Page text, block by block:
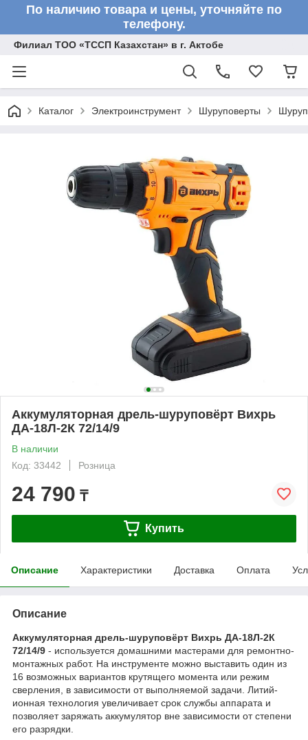
По наличию товара и цены, уточняйте по
телефону.
Филиал ТОО «ТССП Казахстан» в г. Актобе
Каталог Электроинструмент Шуруповерты
Аккумуляторная дрель-шуруповёрт Вихрь
ДА-18Л-2К 72/14/9
В наличии
Код: 33442
Розница
24 790 ₸
Купить
Описание Характеристики Доставка Оплата
Описание
Аккумуляторная дрель-шуруповёрт Вихрь ДА-18Л-2К
72/14/9 - используется домашними мастерами для ремонтно-
монтажных работ. На инструменте можно выставить один из
16 возможных вариантов крутящего момента или режим
сверления, в зависимости от выполняемой задачи. Литий-
ионная технология увеличивает срок службы аппарата и
позволяет заряжать аккумулятор вне зависимости от степени
его разрядки.